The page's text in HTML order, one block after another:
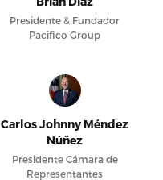
Presidente & Fundador
Pacifico Group
Carlos Johnny Méndez
Núñez
Presidente Cámara de
Representantes